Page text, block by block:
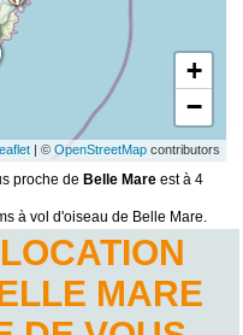
+
−
| © OpenStreetMapcontributors
proche de Belle Mare est à 4
à vol d'oiseau de Belle Mare.
MARE